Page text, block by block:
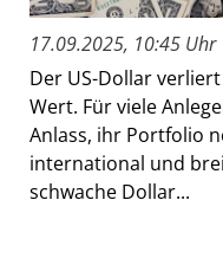
17.09.2025, 10:45 Uhr
Der US-Dollar
Wert. Für viele
Anlass, ihr Portfolio
international und
schwache Dollar...